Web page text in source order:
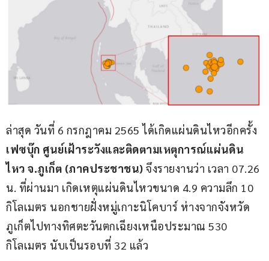
ล่าสุด วันที่ 6 กรกฎาคม 2565 ได้เกิดแผ่นดินไหวอีกครั้ง
เฟซบุ๊ก ศูนย์เฝ้าระวังและติดตามเหตุการณ์แผ่นดิน
ไหว จ.ภูเก็ต (ภาคประชาชน) จึงรายงานว่า เวลา 07.26
น. ที่ผ่านมา เกิดเหตุแผ่นดินไหวขนาด 4.9 ความลึก 10
กิโลเมตร นอกชายฝั่งหมู่เกาะนิโคบาร์ ห่างจากจังหวัด
ภูเก็ตไปทางทิศตะวันตกเฉียงเหนือประมาณ 530
กิโลเมตร นับเป็นรอบที่ 32 แล้ว